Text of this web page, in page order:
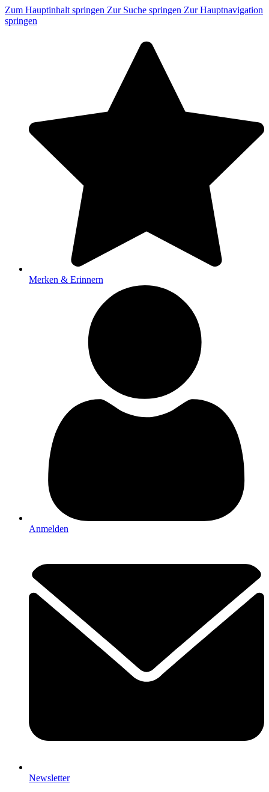
Zum Hauptinhalt springen Zur Suche springen Zur Hauptnavigation
springen
Merken & Erinnern
Anmelden
Newsletter